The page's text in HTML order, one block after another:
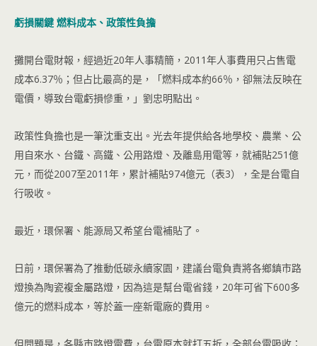
虧損關鍵 燃料成本、政策性負擔
攤開台電財報，經過近20年人事精簡，2011年人事費用只占售電
成本6.37％；但占比最高的是，「燃料成本約66％，卻無法反映在
電價，導致台電虧損慘重，」劉忠明點出。
政策性負擔也是一筆沈重支出。光去年提供給各地學校、農業、公
用自來水、台鐵、高鐵、公用路燈、及離島用電等，就補貼251億
元，而從2007至2011年，累計補貼974億元（表3），全是台電自
行吸收。
最近，環保署、能源局又希望台電補貼了。
日前，環保署為了推動低碳永續家園，建議台電負責將各鄉鎮市路
燈換為陶瓷複金屬路燈，因為這是幫台電省錢，20年可省下600多
億元的燃料成本，等於蓋一座新電廠的費用。